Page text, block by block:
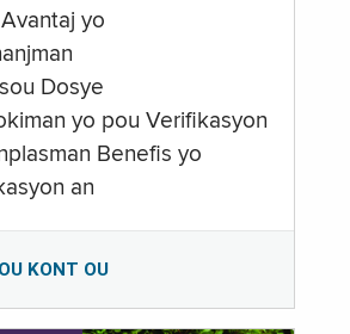
yo
Dosye
yo pou Verifikasyon
Benefis yo
an
KONT OU